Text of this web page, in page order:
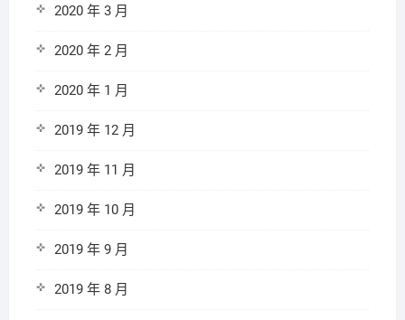
2020 年 3 月
2020 年 2 月
2020 年 1 月
2019 年 12 月
2019 年 11 月
2019 年 10 月
2019 年 9 月
2019 年 8 月